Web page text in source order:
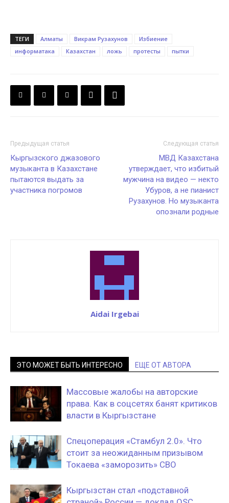
ТЕГИ Алматы Викрам Рузахунов
Избиение
информатака
Казахстан ложь протесты пытки
Предыдущая статья
Кыргызского джазового
музыканта в Казахстане
пытаются выдать за
участника погромов
Следующая статья
МВД Казахстана
утверждает, что избитый
мужчина на видео — некто
Убуров, а не пианист
Рузахунов. Но музыканта
опознали родные
Aidai Irgebai
ЭТО МОЖЕТ БЫТЬ ИНТЕРЕСНО ЕЩЕ ОТ АВТОРА
Массовые жалобы на авторские
права. Как в соцсетях банят критиков
власти в Кыргызстане
Спецоперация «Стамбул 2.0». Что
стоит за неожиданным призывом
Токаева «заморозить» СВО
Кыргызстан стал «подставной